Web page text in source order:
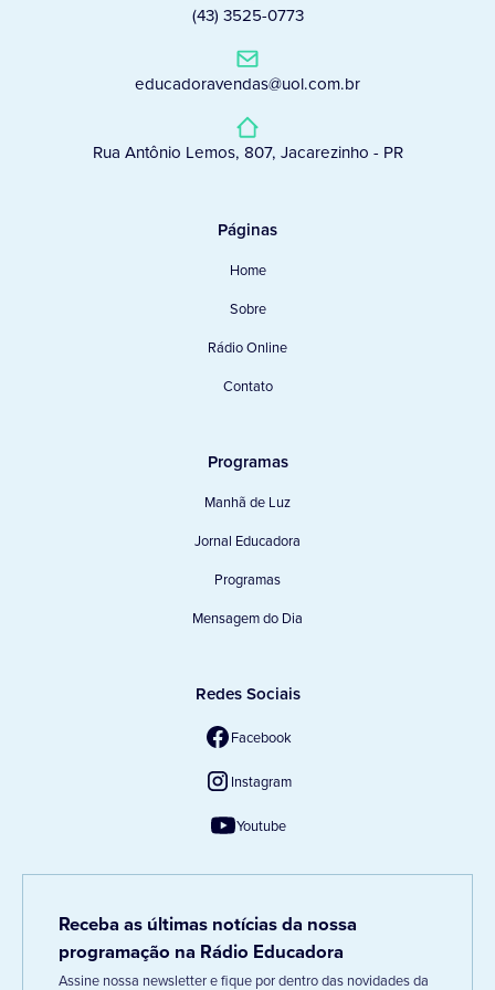
(43) 3525-0773
educadoravendas@uol.com.br
Rua Antônio Lemos, 807, Jacarezinho - PR
Páginas
Home
Sobre
Rádio Online
Contato
Programas
Manhã de Luz
Jornal Educadora
Programas
Mensagem do Dia
Redes Sociais
Facebook
Instagram
Youtube
Receba as últimas notícias da nossa
programação na Rádio Educadora
Assine nossa newsletter e fique por dentro das novidades da